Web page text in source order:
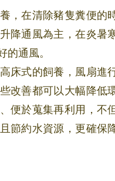
，在清除豬隻糞便的
降通風為主，在炎暑
的通風。
床式的飼養，風扇進
改善都可以大幅降低
便於蒐集再利用，不
節約水資源，更確保